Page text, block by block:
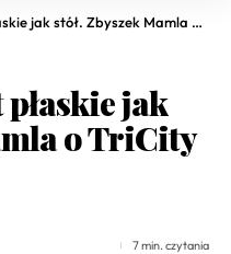
Zbyszek Mamla o TriCity Trail +80 km
jak
o TriCity
7 min. czytania